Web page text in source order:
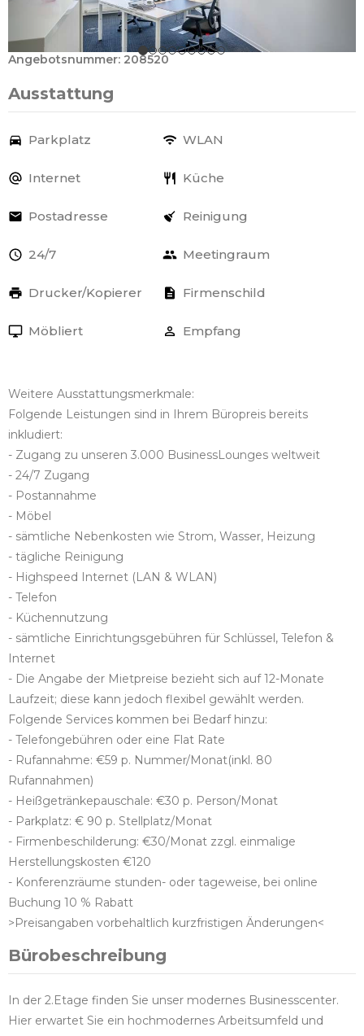
Angebotsnummer: 208520
Ausstattung
Parkplatz WLAN
Internet Küche
Postadresse Reinigung
24/7 Meetingraum
Drucker/Kopierer Firmenschild
Möbliert Empfang
Weitere Ausstattungsmerkmale:
Folgende Leistungen sind in Ihrem Büropreis bereits
inkludiert:
- Zugang zu unseren 3.000 BusinessLounges weltweit
- 24/7 Zugang
- Postannahme
- Möbel
- sämtliche Nebenkosten wie Strom, Wasser, Heizung
- tägliche Reinigung
- Highspeed Internet (LAN & WLAN)
- Telefon
- Küchennutzung
- sämtliche Einrichtungsgebühren für Schlüssel, Telefon &
Internet
- Die Angabe der Mietpreise bezieht sich auf 12-Monate
Laufzeit; diese kann jedoch flexibel gewählt werden.
Folgende Services kommen bei Bedarf hinzu:
- Telefongebühren oder eine Flat Rate
- Rufannahme: €59 p. Nummer/Monat(inkl. 80
Rufannahmen)
- Heißgetränkepauschale: €30 p. Person/Monat
- Parkplatz: € 90 p. Stellplatz/Monat
- Firmenbeschilderung: €30/Monat zzgl. einmalige
Herstellungskosten €120
- Konferenzräume stunden- oder tageweise, bei online
Buchung 10 % Rabatt
>Preisangaben vorbehaltlich kurzfristigen Änderungen<
Bürobeschreibung
In der 2.Etage finden Sie unser modernes Businesscenter.
Hier erwartet Sie ein hochmodernes Arbeitsumfeld und